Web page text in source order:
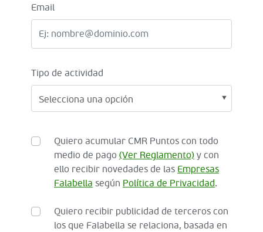
Email
Tipo de actividad
Quiero acumular CMR Puntos con todo
medio de pago (Ver Reglamento) y con
ello recibir novedades de las Empresas
Falabella según Política de Privacidad.
Quiero recibir publicidad de terceros con
los que Falabella se relaciona, basada en